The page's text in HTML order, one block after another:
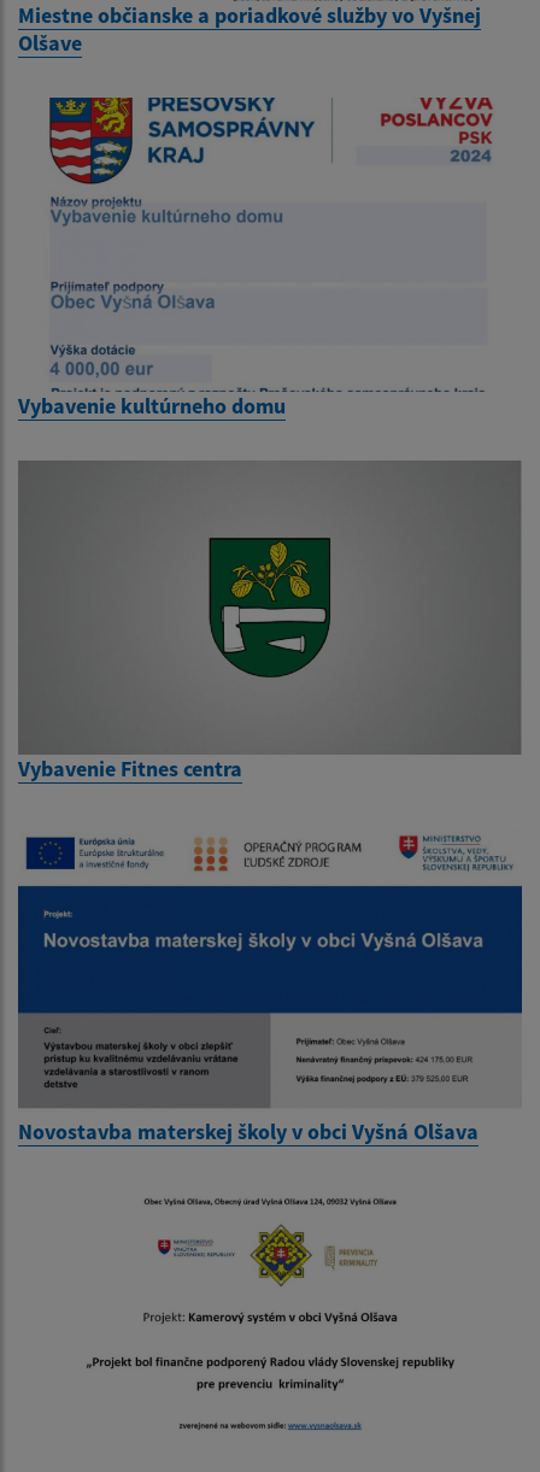
Miestne občianske a poriadkové služby vo Vyšnej
Olšave
Vybavenie kultúrneho domu
Vybavenie Fitnes centra
Novostavba materskej školy v obci Vyšná Olšava